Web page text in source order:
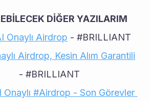
DİĞER YAZILARIM
Onaylı Airdrop - #BRILLIANT
Airdrop, Kesin Alım Garantili
- #BRILLIANT
Onaylı #Airdrop - Son Görevler